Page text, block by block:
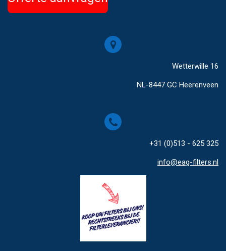
Wetterwille 16
NL-8447 GC Heerenveen
+31 (0)513 - 625 325
info@eag-filters.nl